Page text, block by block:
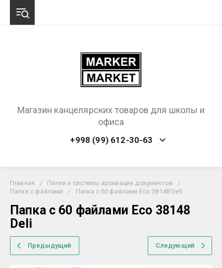
Магазин канцелярских товаров для школы и
офиса
+998 (99) 612-30-63
Главная / Папки и системы архивации документов
/
Папки с файлами
/ Папка с 60 файлами Eco 38148 Deli
Папка с 60 файлами Eco 38148
Deli
Предыдущий Следующий